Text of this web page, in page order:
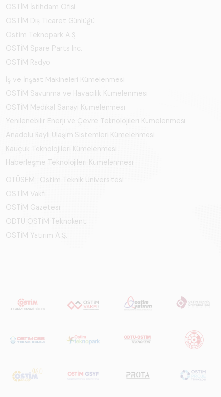
OSTİM İstihdam Ofisi
OSTİM Dış Ticaret Günlüğü
Ostim Teknopark A.Ş.
OSTİM Spare Parts Inc.
OSTİM Radyo
İş ve İnşaat Makineleri Kümelenmesi
OSTİM Savunma ve Havacılık Kümelenmesi
OSTİM Medikal Sanayi Kümelenmesi
Yenilenebilir Enerji ve Çevre Teknolojileri Kümelenmesi
Anadolu Raylı Ulaşım Sistemleri Kümelenmesi
Kauçuk Teknolojileri Kümelenmesi
Haberleşme Teknolojileri Kümelenmesi
OTÜSEM | Ostim Teknik Üniversitesi
OSTİM Vakfı
OSTİM Gazetesi
ODTÜ OSTİM Teknokent
OSTİM Yatırım A.Ş.